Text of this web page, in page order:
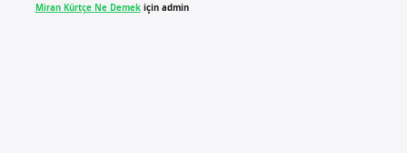
Miran Kürtçe Ne Demekiçin admin